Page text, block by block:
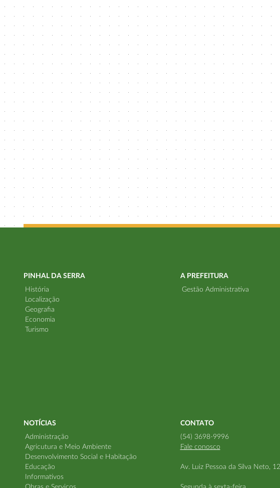
PINHAL DA SERRA
História
Localização
Geografia
Economia
Turismo
A PREFEITURA
Gestão Administrativa
NOTÍCIAS
Administração
Agricutura e Meio Ambiente
Desenvolvimento Social e Habitação
Educação
Informativos
CONTATO
(54) 3698-9996
Fale conosco
Av. Luiz Pessoa da Silva Neto,